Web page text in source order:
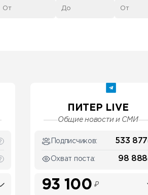
ПИТЕР LIVE
Общие новости и СМИ
Подписчиков: 533 877
Охват поста: 98 888
93 100₽